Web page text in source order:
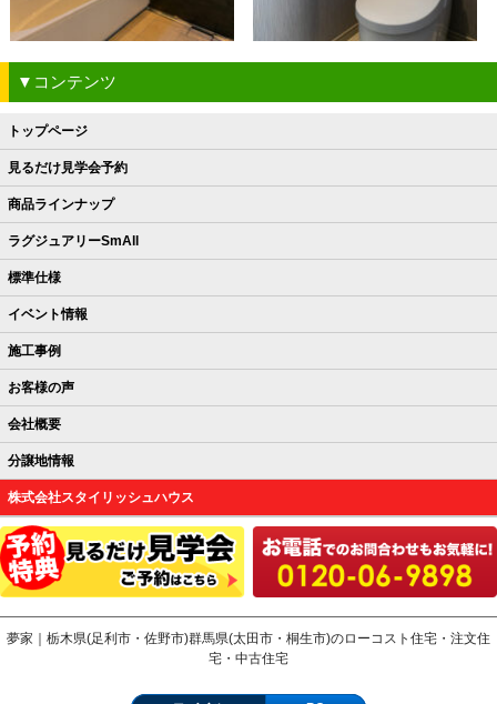
▼コンテンツ
トップページ
見るだけ見学会予約
商品ラインナップ
ラグジュアリーSmAll
標準仕様
イベント情報
施工事例
お客様の声
会社概要
分譲地情報
株式会社スタイリッシュハウス
夢家｜栃木県(足利市・佐野市)群馬県(太田市・桐生市)のローコスト住宅・注文住
宅・中古住宅